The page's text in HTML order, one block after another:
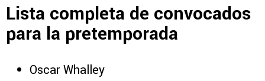
Lista completa de convocados
para la pretemporada
Oscar Whalley